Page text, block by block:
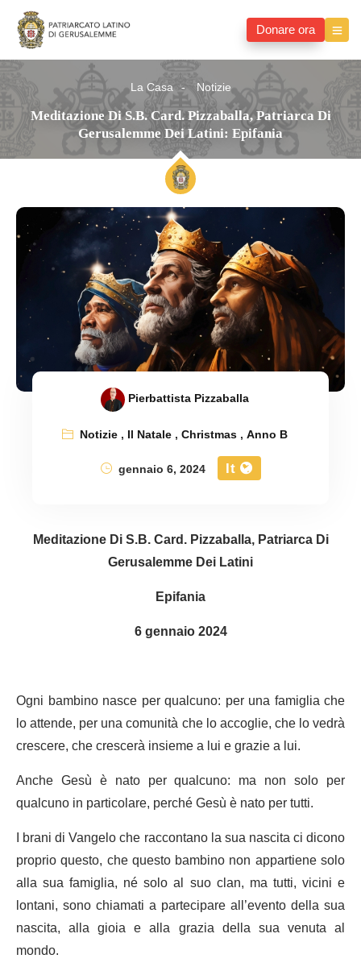
Donare ora
La Casa Notizie
Meditazione Di S.B. Card. Pizzaballa, Patriarca Di
Gerusalemme Dei Latini: Epifania
Pierbattista Pizzaballa
Notizie, Il Natale,Christmas,Anno B
gennaio 6, 2024
It
Meditazione Di S.B. Card. Pizzaballa, Patriarca Di
Gerusalemme Dei Latini
Epifania
6 gennaio 2024
Ogni bambino nasce per qualcuno: per una famiglia che
lo attende, per una comunità che lo accoglie, che lo vedrà
crescere, che crescerà insieme a lui e grazie a lui.
Anche Gesù è nato per qualcuno: ma non solo per
qualcuno in particolare, perché Gesù è nato per tutti.
I brani di Vangelo che raccontano la sua nascita ci dicono
proprio questo, che questo bambino non appartiene solo
alla sua famiglia, né solo al suo clan, ma tutti, vicini e
lontani, sono chiamati a partecipare all’evento della sua
nascita, alla gioia e alla grazia della sua venuta al
mondo.